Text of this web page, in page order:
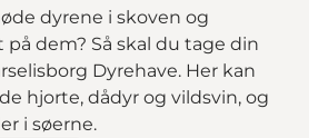
dyrene i skoven og
dem? Så skal du tage din
Dyrehave. Her kan
hjorte, dådyr og vildsvin, og
i søerne.